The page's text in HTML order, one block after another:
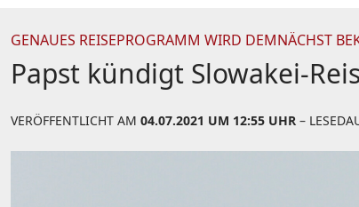
GENAUES REISEPROGRAMM WIRD DEMNÄCHST
Papst kündigt Slowakei-
VERÖFFENTLICHT AM 04.07.2021 UM 12:55 UHR –